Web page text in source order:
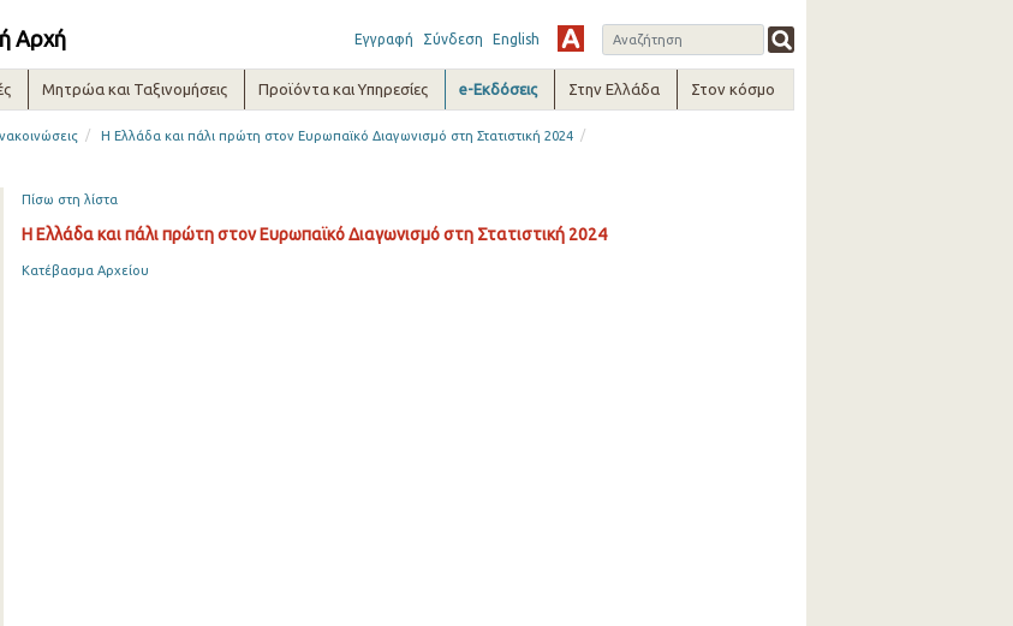
Αρχή Εγγραφή Σύνδεση English
Μητρώα και Ταξινομήσεις Προϊόντα και Υπηρεσίες e-Εκδόσεις Στην Ελλάδα Στον κόσμο
/ Η Ελλάδα και πάλι πρώτη στον Ευρωπαϊκό Διαγωνισμό στη Στατιστική 2024 /
Πίσω στη λίστα
Η Ελλάδα και πάλι πρώτη στον Ευρωπαϊκό Διαγωνισμό στη Στατιστική 2024
Κατέβασμα Αρχείου